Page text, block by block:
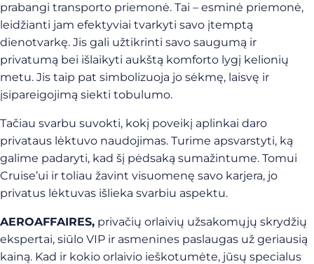
prabangi transporto priemonė. Tai – esminė priemonė,
leidžianti jam efektyviai tvarkyti savo įtemptą
dienotvarkę. Jis gali užtikrinti savo saugumą ir
privatumą bei išlaikyti aukštą komforto lygį kelionių
metu. Jis taip pat simbolizuoja jo sėkmę, laisvę ir
įsipareigojimą siekti tobulumo.
Tačiau svarbu suvokti, kokį poveikį aplinkai daro
privataus lėktuvo naudojimas. Turime apsvarstyti, ką
galime padaryti, kad šį pėdsaką sumažintume. Tomui
Cruise’ui ir toliau žavint visuomenę savo karjera, jo
privatus lėktuvas išlieka svarbiu aspektu.
AEROAFFAIRES, privačių orlaivių užsakomųjų skrydžių
ekspertai, siūlo VIP ir asmenines paslaugas už geriausią
kainą. Kad ir kokio orlaivio ieškotumėte, jūsų specialus